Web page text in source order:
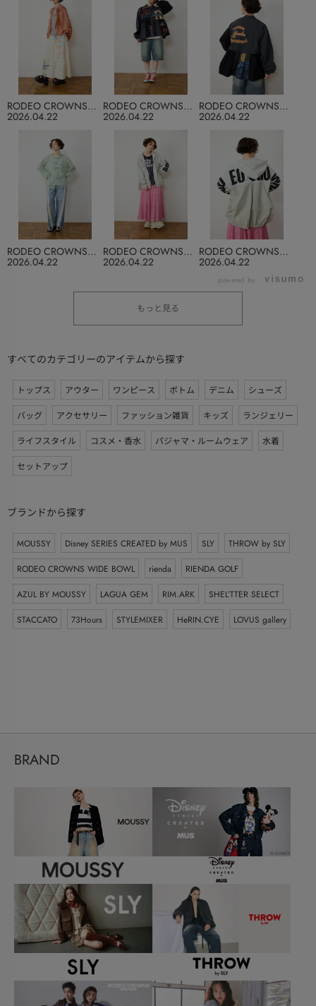
2026.04.22
RODEO CROWNS
WIDE BOWL 2026.04.22
RODEO CROWNS
WIDE BOWL 2026.04.22
RODEO CROWNS
WIDE BOWL
2026.04.22
RODEO CROWNS
WIDE BOWL 2026.04.22
RODEO CROWNS
WIDE BOWL 2026.04.22
RODEO CROWNS
WIDE BOWL
powered by
もっと見る
すべてのカテゴリーのアイテムから探す
トップス アウター ワンピース ボトム デニム
シューズ
バッグ
アクセサリー ファッション雑貨 キッズ
ランジェリー
ライフスタイル
コスメ・香水 パジャマ・ルームウェア
水着
セットアップ
ブランドから探す
MOUSSY Disney SERIES CREATED by MUS SLY
THROW by SLY
RODEO CROWNS WIDE BOWL
rienda
RIENDA GOLF
AZUL BY MOUSSY
LAGUA GEM RIM.ARK
SHEL’TTER SELECT
STACCATO
73Hours STYLEMIXER HeRIN.CYE LOVUS gallery
BRAND